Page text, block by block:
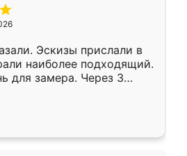
Эскизы прислали в
наиболее подходящий.
для замера. Через 3
уже готова. Остались
Спасибо Ренессанс
работу!